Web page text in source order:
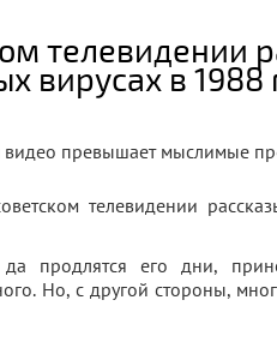
телевидении
вирусах в 1988
видео превышает мыслимые
да продлятся его дни,
Но, с другой стороны,